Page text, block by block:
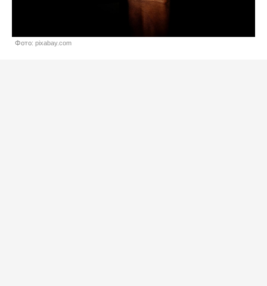
Фото: pixabay.com